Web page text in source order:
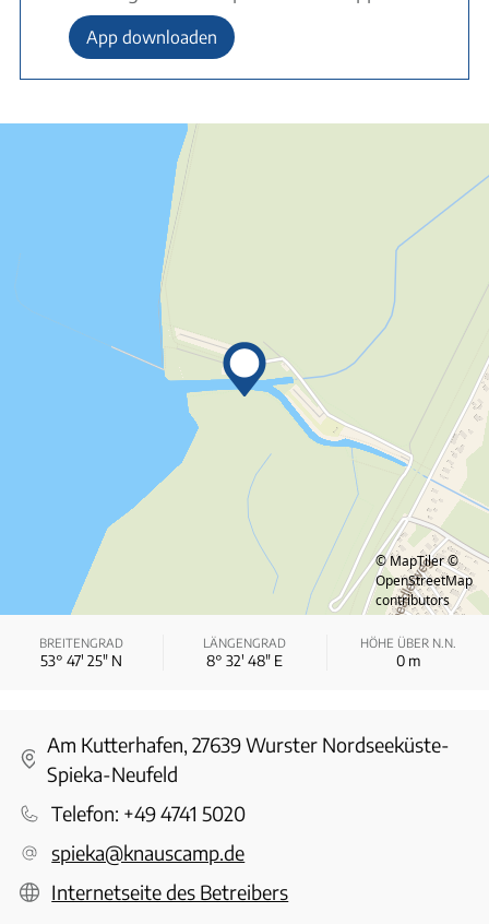
App downloaden
© MapTiler©
OpenStreetMap
contributors
BREITENGRAD
53° 47′ 25″ N
LÄNGENGRAD
8° 32′ 48″ E
HÖHE ÜBER N.N.
0m
Am Kutterhafen, 27639 Wurster Nordseeküste-
Spieka-Neufeld
Telefon: +49 4741 5020
spieka@knauscamp.de
Internetseite des Betreibers